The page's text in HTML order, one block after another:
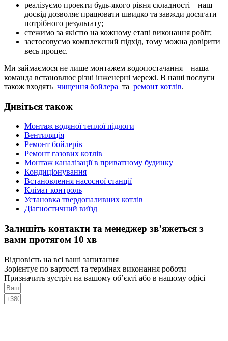
реалізуємо проекти будь-якого рівня складності – наш
досвід дозволяє працювати швидко та завжди досягати
потрібного результату;
стежимо за якістю на кожному етапі виконання робіт;
застосовуємо комплексний підхід, тому можна довірити
весь процес.
Ми займаємося не лише монтажем водопостачання – наша
команда встановлює різні інженерні мережі. В наші послуги
також входять чищення бойлера та ремонт котлів.
Дивіться також
Монтаж водяної теплої підлоги
Вентиляція
Ремонт бойлерів
Ремонт газових котлів
Монтаж каналізації в приватному будинку
Кондиціонування
Встановлення насосної станції
Клімат контроль
Установка твердопаливних котлів
Діагностичний виїзд
Залишіть контакти та менеджер зв’яжеться з
вами протягом 10 хв
Відповість на всі ваші запитання
Зорієнтує по вартості та термінах виконання роботи
Призначить зустріч на вашому об’єкті або в нашому офісі